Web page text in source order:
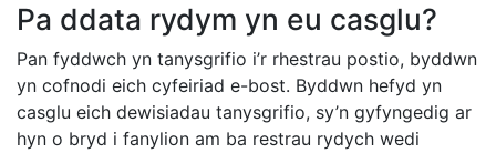
Pa ddata rydym yn eu casglu?
Pan fyddwch yn tanysgrifio i’r rhestrau postio, byddwn
yn cofnodi eich cyfeiriad e-bost. Byddwn hefyd yn
casglu eich dewisiadau tanysgrifio, sy’n gyfyngedig ar
hyn o bryd i fanylion am ba restrau rydych wedi